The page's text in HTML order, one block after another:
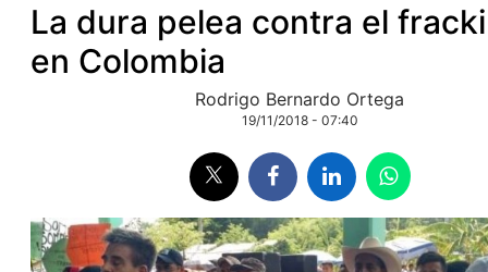
La dura pelea contra el
en Colombia
Rodrigo Bernardo Ortega
19/11/2018 - 07:40